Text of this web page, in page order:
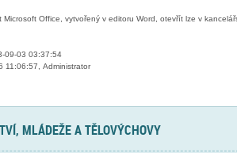
Office, vytvořený v editoru Word, otevřít lze v
09-03 03:37:54
11:06:57, Administrator
MLÁDEŽE A TĚLOVÝCHOVY